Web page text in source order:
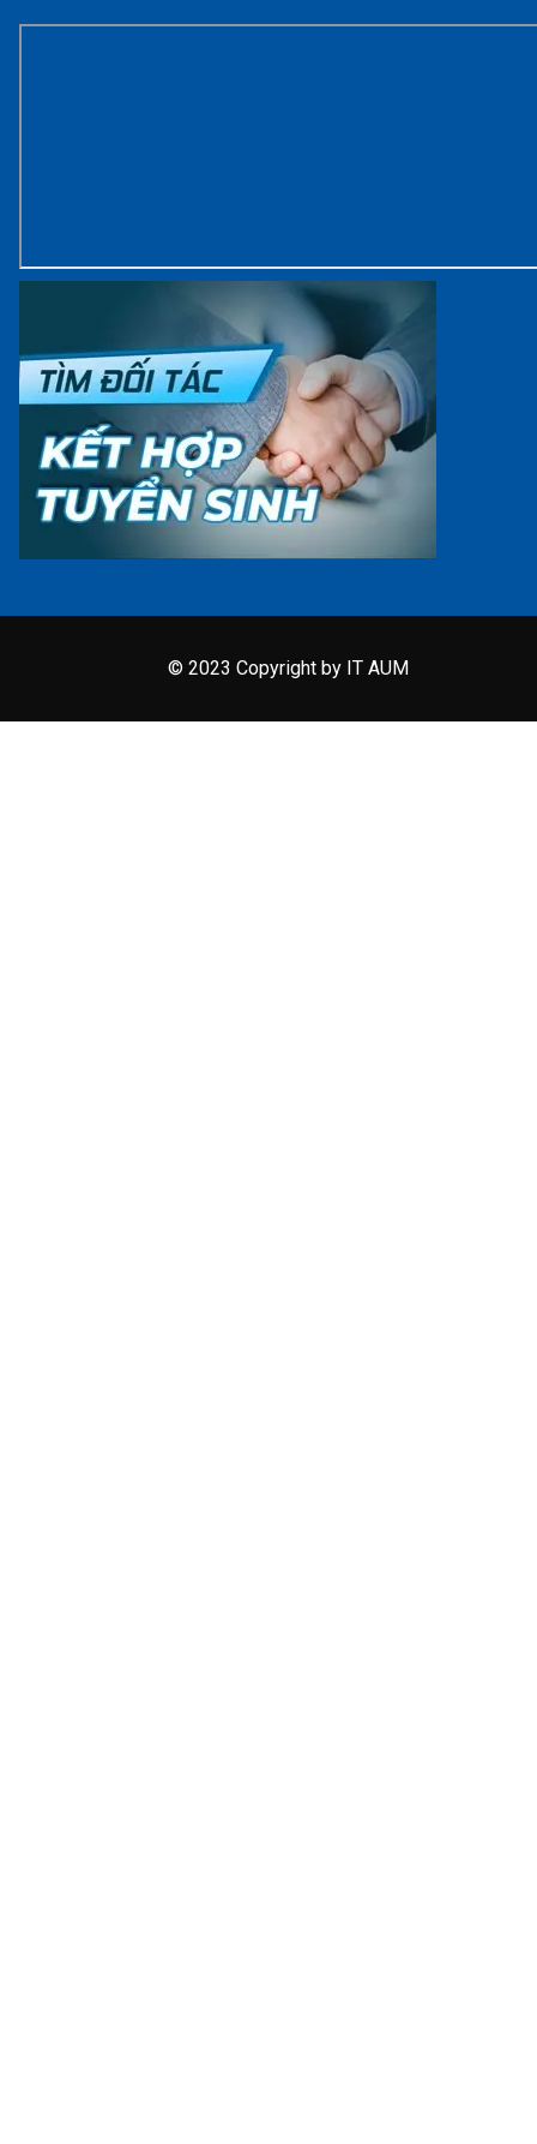
© 2023 Copyright by IT AUM